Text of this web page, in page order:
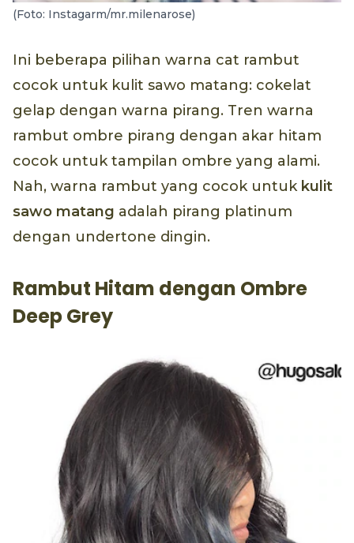
(Foto: Instagarm/mr.milenarose)
Ini beberapa pilihan warna cat rambut
cocok untuk kulit sawo matang: cokelat
gelap dengan warna pirang. Tren warna
rambut ombre pirang dengan akar hitam
cocok untuk tampilan ombre yang alami.
Nah, warna rambut yang cocok untuk kulit
sawo matang adalah pirang platinum
dengan undertone dingin.
Rambut Hitam dengan Ombre
Deep Grey